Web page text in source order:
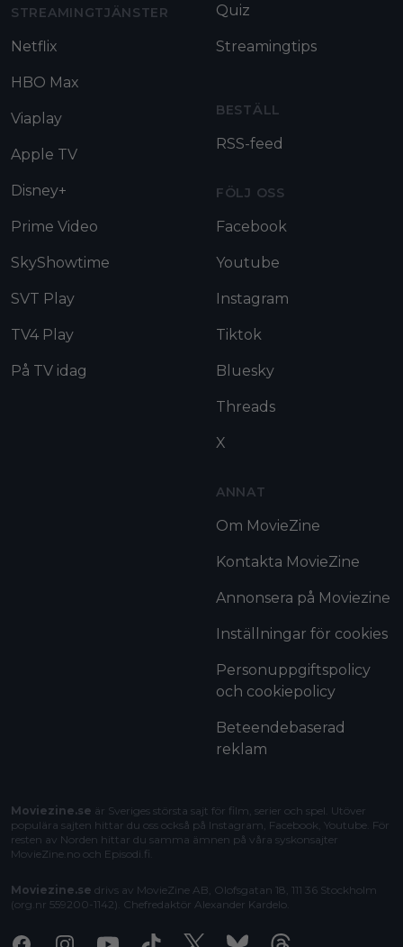
STREAMINGTJÄNSTER
Netflix
HBO Max
Viaplay
Apple TV
Disney+
Prime Video
SkyShowtime
SVT Play
TV4 Play
På TV idag
Quiz
Streamingtips
BESTÄLL
RSS-feed
FÖLJ OSS
Facebook
Youtube
Instagram
Tiktok
Bluesky
Threads
X
ANNAT
Om MovieZine
Kontakta MovieZine
Annonsera på Moviezine
Inställningar för cookies
Personuppgiftspolicy
och cookiepolicy
Beteendebaserad
reklam
Moviezine.se är Sveriges största sajt för film, serier och spel. Utöver
populära sajten hittar du oss också på Instagram, Facebook, Youtube. För
resten av Norden hittar du samma ämnen på våra syskonsajter
MovieZine.no och Episodi.fi
Moviezine.se drivs av MovieZine AB, Olofsgatan 18, 111 36 Stockholm
(org.nr 559200-1142). Chefredaktör Alexander Kardelo
FacebookInstagramYoutubeTiktok X BlueskyThreads